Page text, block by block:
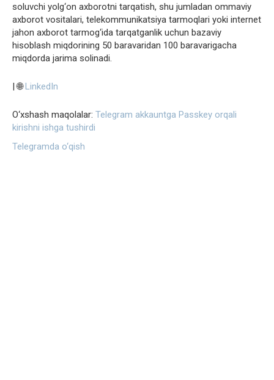
soluvchi yolg‘on axborotni tarqatish, shu jumladan ommaviy
axborot vositalari, telekommunikatsiya tarmoqlari yoki internet
jahon axborot tarmog‘ida tarqatganlik uchun bazaviy
hisoblash miqdorining 50 baravaridan 100 baravarigacha
miqdorda jarima solinadi.
| 🌐LinkedIn
O‘xshash maqolalar: Telegram akkauntga Passkey orqali
kirishni ishga tushirdi
Telegramda o‘qish